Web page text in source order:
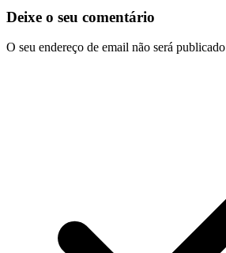
Deixe o seu comentário
O seu endereço de email não será publicado